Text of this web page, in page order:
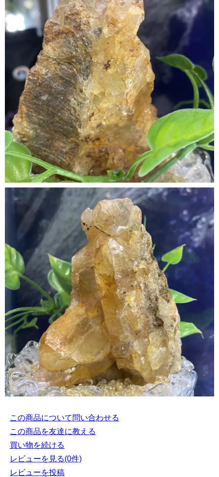
この商品について問い合わせる
この商品を友達に教える
買い物を続ける
レビューを見る(0件)
レビューを投稿